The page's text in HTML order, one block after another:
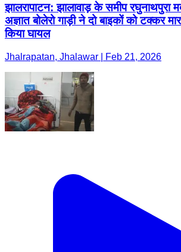
झालरापाटन: झालावाड़ के समीप रघुनाथपुरा
अज्ञात बोलेरो गाड़ी ने दो बाइकों को टक्कर
किया घायल
Jhalrapatan, Jhalawar | Feb 21, 2026